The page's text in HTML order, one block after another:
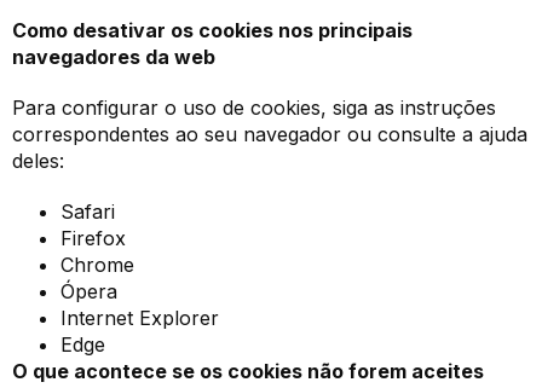
Como desativar os cookies nos principais
navegadores da web
Para configurar o uso de cookies, siga as instruções
correspondentes ao seu navegador ou consulte a ajuda
deles:
Safari
Firefox
Chrome
Ópera
Internet Explorer
Edge
O que acontece se os cookies não forem aceites